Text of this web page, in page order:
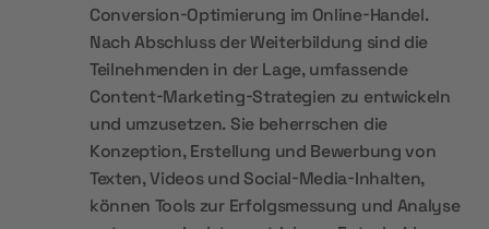
Conversion-Optimierung im Online-Handel.
Nach Abschluss der Weiterbildung sind die
Teilnehmenden in der Lage, umfassende
Content-Marketing-Strategien zu entwickeln
und umzusetzen. Sie beherrschen die
Konzeption, Erstellung und Bewerbung von
Texten, Videos und Social-Media-Inhalten,
können Tools zur Erfolgsmessung und Analyse